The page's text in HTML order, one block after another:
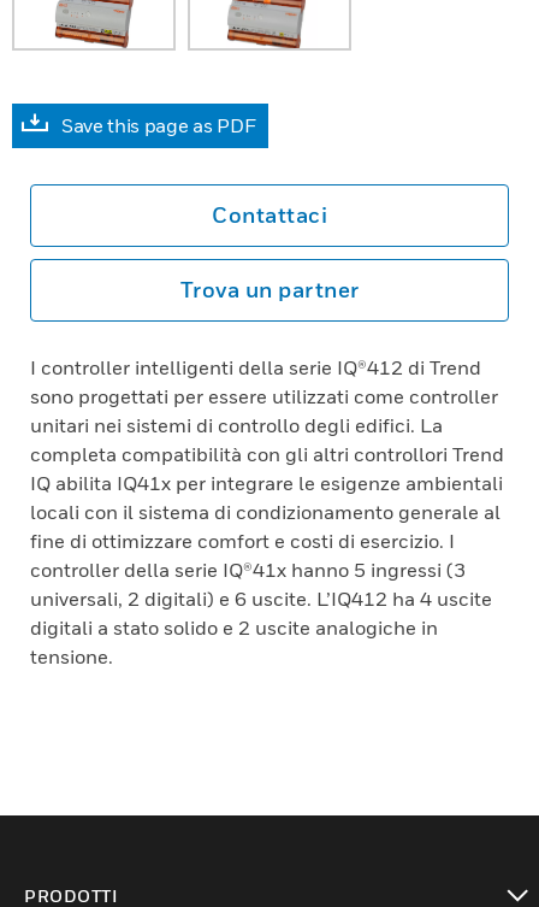
Save this page as PDF
Contattaci
Trova un partner
I controller intelligenti della serie IQ®412 di Trend
sono progettati per essere utilizzati come controller
unitari nei sistemi di controllo degli edifici. La
completa compatibilità con gli altri controllori Trend
IQ abilita IQ41x per integrare le esigenze ambientali
locali con il sistema di condizionamento generale al
fine di ottimizzare comfort e costi di esercizio. I
controller della serie IQ®41x hanno 5 ingressi (3
universali, 2 digitali) e 6 uscite. L’IQ412 ha 4 uscite
digitali a stato solido e 2 uscite analogiche in
tensione.
PRODOTTI